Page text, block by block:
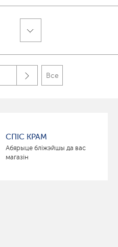
Все
СПІС КРАМ
Абярыце бліжэйшы да вас
магазін